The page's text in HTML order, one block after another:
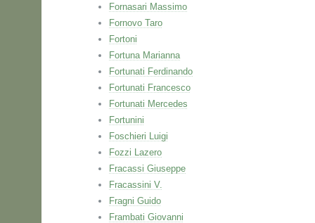
Fornasari Massimo
Fornovo Taro
Fortoni
Fortuna Marianna
Fortunati Ferdinando
Fortunati Francesco
Fortunati Mercedes
Fortunini
Foschieri Luigi
Fozzi Lazero
Fracassi Giuseppe
Fracassini V.
Fragni Guido
Frambati Giovanni